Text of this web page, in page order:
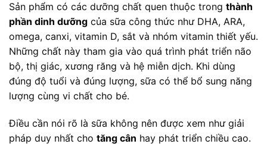
Sản phẩm có các dưỡng chất quen thuộc trong thành
phần dinh dưỡng của sữa công thức như DHA, ARA,
omega, canxi, vitamin D, sắt và nhóm vitamin thiết yếu.
Những chất này tham gia vào quá trình phát triển não
bộ, thị giác, xương răng và hệ miễn dịch. Khi dùng
đúng độ tuổi và đúng lượng, sữa có thể bổ sung năng
lượng cùng vi chất cho bé.
Điều cần nói rõ là sữa không nên được xem như giải
pháp duy nhất cho tăng cân hay phát triển chiều cao.